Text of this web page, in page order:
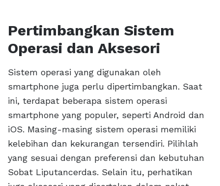
Pertimbangkan Sistem
Operasi dan Aksesori
Sistem operasi yang digunakan oleh
smartphone juga perlu dipertimbangkan. Saat
ini, terdapat beberapa sistem operasi
smartphone yang populer, seperti Android dan
iOS. Masing-masing sistem operasi memiliki
kelebihan dan kekurangan tersendiri. Pilihlah
yang sesuai dengan preferensi dan kebutuhan
Sobat Liputancerdas. Selain itu, perhatikan